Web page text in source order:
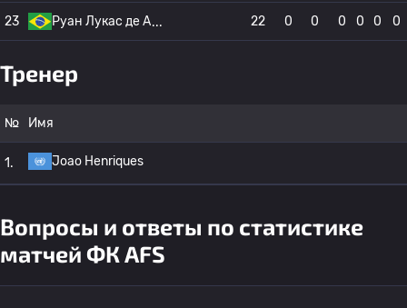
23 Руан Лукас де А 22 0 0 0 0 0 0
Тренер
№ Имя
1. Joao Henriques
Вопросы и ответы по статистике
матчей ФК AFS